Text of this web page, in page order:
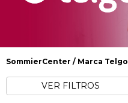
SommierCenter Marca Telgo
Marca Telgo
VER FILTROS